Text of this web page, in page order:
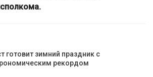
готовит зимний праздник с
рекордом